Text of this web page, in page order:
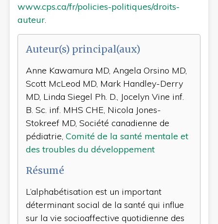
www.cps.ca/fr/policies-politiques/droits-
auteur.
Auteur(s) principal(aux)
Anne Kawamura MD, Angela Orsino MD,
Scott McLeod MD, Mark Handley-Derry
MD, Linda Siegel Ph. D., Jocelyn Vine inf.
B. Sc. inf. MHS CHE, Nicola Jones-
Stokreef MD, Société canadienne de
pédiatrie, Comité de la santé mentale et
des troubles du développement
Résumé
L’alphabétisation est un important
déterminant social de la santé qui influe
sur la vie socioaffective quotidienne des